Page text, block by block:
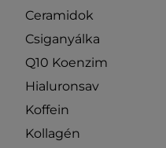
Ceramidok
Csiganyálka
Q10 Koenzim
Hialuronsav
Koffein
Kollagén